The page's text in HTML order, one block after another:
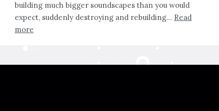
building much bigger soundscapes than you would
expect, suddenly destroying and rebuilding… Read
more